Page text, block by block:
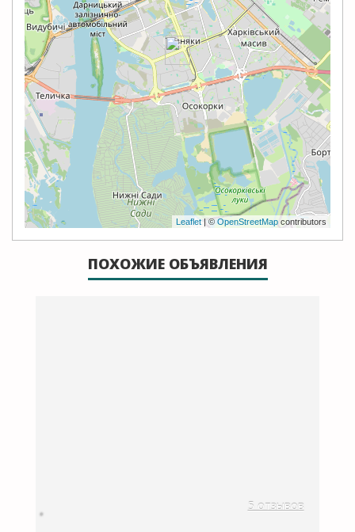
Leaflet | ©OpenStreetMap contributors
ПОХОЖИЕ ОБЪЯВЛЕНИЯ
5 отзывов